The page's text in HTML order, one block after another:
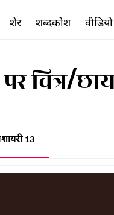
चित्र/
13
शेर शब्दकोश वीडियो